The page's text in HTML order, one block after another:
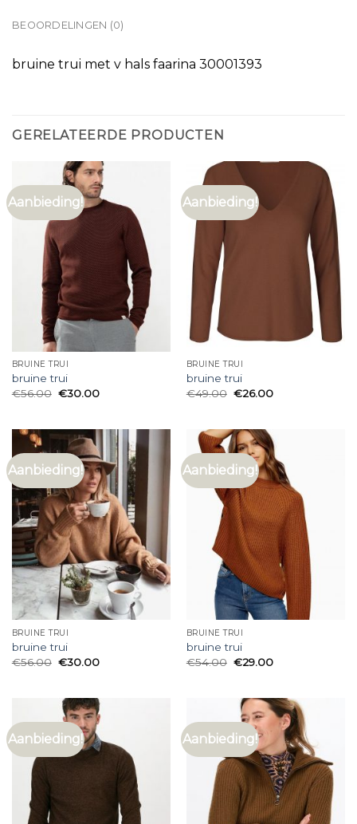
BEOORDELINGEN (0)
bruine trui met v hals faarina 30001393
GERELATEERDE PRODUCTEN
Aanbieding!
BRUINE TRUI
bruine trui
€56.00 €30.00
Aanbieding!
BRUINE TRUI
bruine trui
€49.00 €26.00
Aanbieding!
BRUINE TRUI
bruine trui
€56.00 €30.00
Aanbieding!
BRUINE TRUI
bruine trui
€54.00 €29.00
Aanbieding! Aanbieding!